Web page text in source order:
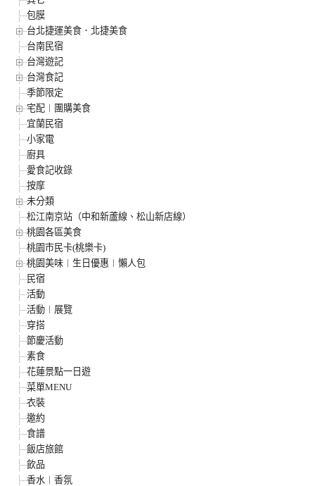
包膜
台北捷運美食．北捷美食
台南民宿
台灣遊記
台灣食記
季節限定
宅配︱團購美食
宜蘭民宿
小家電
廚具
愛食記收錄
按摩
未分類
松江南京站（中和新蘆線、松山新店線）
桃園各區美食
桃園市民卡(桃樂卡)
桃園美味︱生日優惠︱懶人包
民宿
活動
活動︱展覽
穿搭
節慶活動
素食
花蓮景點一日遊
菜單MENU
衣裝
邀約
食譜
飯店旅館
飲品
香水︱香氛